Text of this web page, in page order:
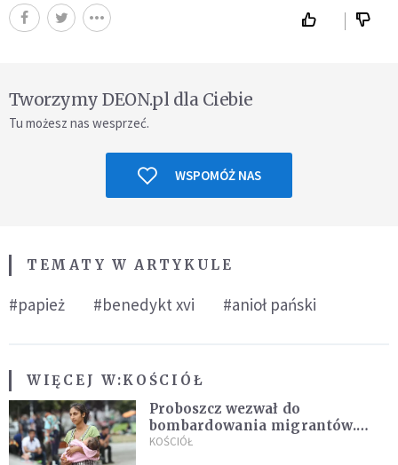
Tworzymy DEON.pl dla Ciebie
Tu możesz nas wesprzeć.
WSPOMÓŻ NAS
TEMATY W ARTYKULE
#papież #benedykt xvi #anioł pański
WIĘCEJ W:KOŚCIÓŁ
Proboszcz wezwał do
bombardowania migrantów.
"Masowy ogień przeciwko
KOŚCIÓŁ